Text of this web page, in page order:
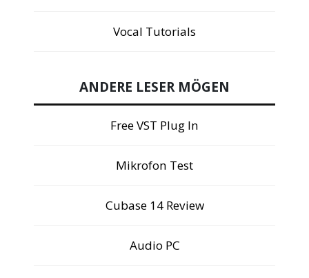
Vocal Tutorials
ANDERE LESER MÖGEN
Free VST Plug In
Mikrofon Test
Cubase 14 Review
Audio PC